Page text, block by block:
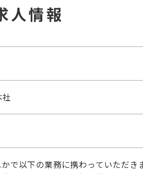
人情報
で以下の業務に携わっていただき